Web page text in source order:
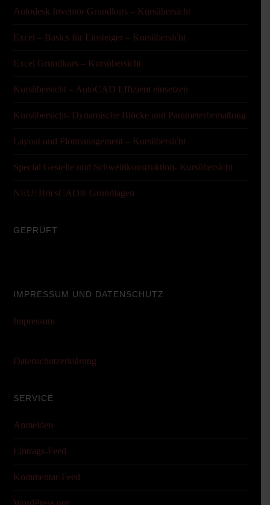
Autodesk Inventor Grundkurs – Kursübersicht
Excel – Basics für Einsteiger – Kursübersicht
Excel Grundkurs – Kursübersicht
Kursübersicht – AutoCAD Effizient einsetzen
Kursübersicht- Dynamische Blöcke und Parameterbemaßung
Layout und Plotmanagement – Kursübersicht
Special Gestelle und Schweißkonstruktion- Kursübersicht
NEU: BricsCAD® Grundlagen
GEPRÜFT
IMPRESSUM UND DATENSCHUTZ
Impressum
Datenschutzerklärung
SERVICE
Anmelden
Eintrags-Feed
Kommentar-Feed
WordPress.org